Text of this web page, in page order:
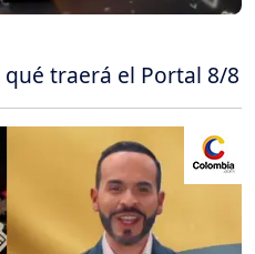
traerá el Portal 8/8